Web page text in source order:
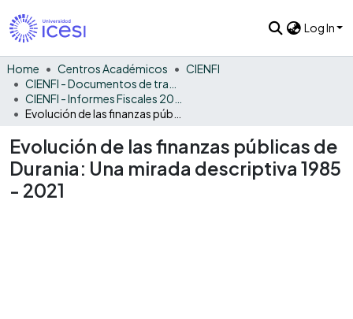
Log In
Home Centros Académicos
CIENFI
Evolución de las finanzas públicas de
Durania: Una mirada descriptiva 1985
- 2021